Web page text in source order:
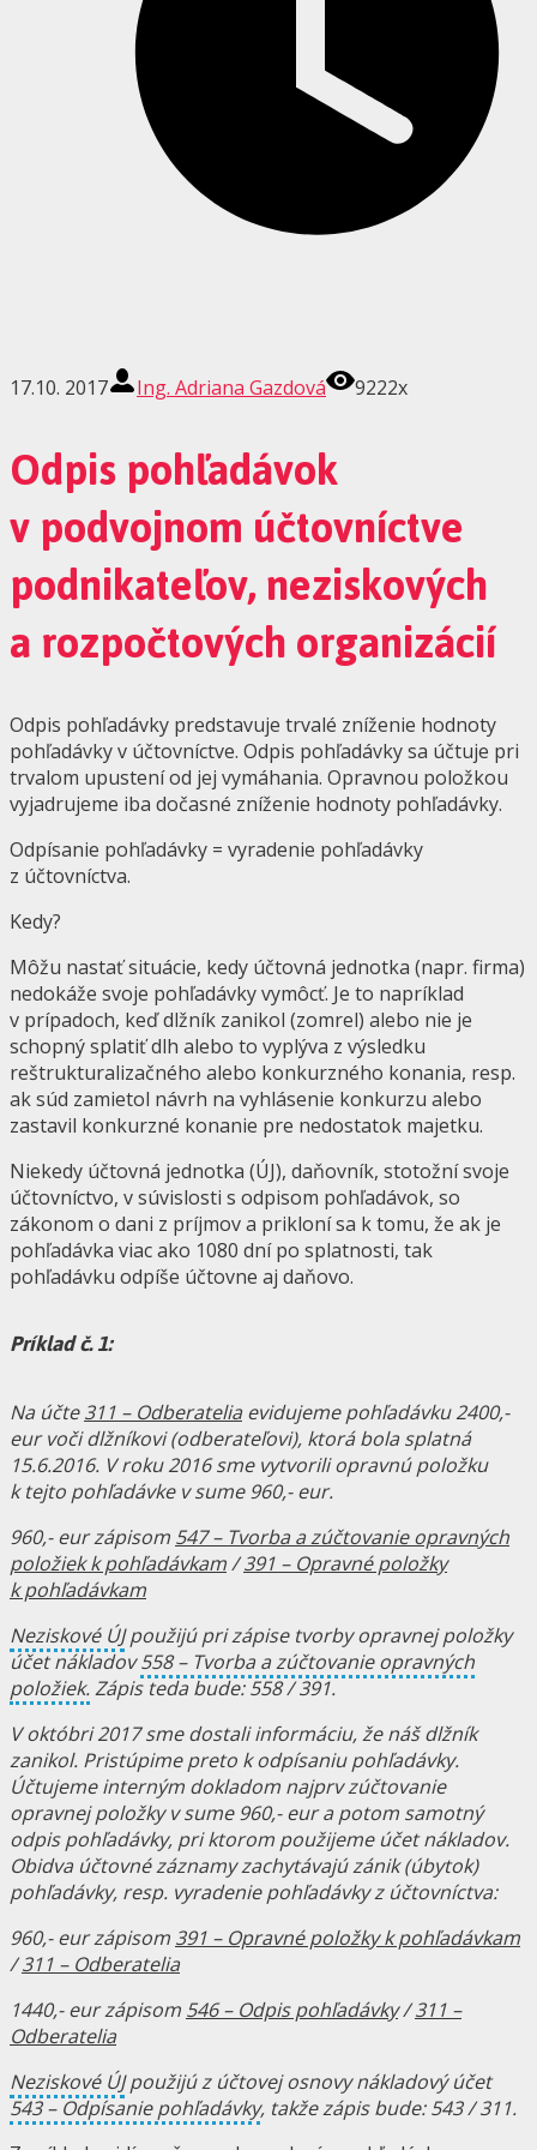
17.10. 2017 Ing. Adriana Gazdová 9222x
Odpis pohľadávok
v podvojnom účtovníctve
podnikateľov, neziskových
a rozpočtových organizácií
Odpis pohľadávky predstavuje trvalé zníženie hodnoty
pohľadávky v účtovníctve. Odpis pohľadávky sa účtuje pri
trvalom upustení od jej vymáhania. Opravnou položkou
vyjadrujeme iba dočasné zníženie hodnoty pohľadávky.
Odpísanie pohľadávky = vyradenie pohľadávky
z účtovníctva.
Kedy?
Môžu nastať situácie, kedy účtovná jednotka (napr. firma)
nedokáže svoje pohľadávky vymôcť. Je to napríklad
v prípadoch, keď dlžník zanikol (zomrel) alebo nie je
schopný splatiť dlh alebo to vyplýva z výsledku
reštrukturalizačného alebo konkurzného konania, resp.
ak súd zamietol návrh na vyhlásenie konkurzu alebo
zastavil konkurzné konanie pre nedostatok majetku.
Niekedy účtovná jednotka (ÚJ), daňovník, stotožní svoje
účtovníctvo, v súvislosti s odpisom pohľadávok, so
zákonom o dani z príjmov a prikloní sa k tomu, že ak je
pohľadávka viac ako 1080 dní po splatnosti, tak
pohľadávku odpíše účtovne aj daňovo.
Príklad č. 1:
Na účte311 – Odberatelia evidujeme pohľadávku 2400,-
eur voči dlžníkovi (odberateľovi), ktorá bola splatná
15.6.2016. V roku 2016 sme vytvorili opravnú položku
k tejto pohľadávke v sume 960,- eur.
960,- eur zápisom 547 – Tvorba a zúčtovanie opravných
položiek k pohľadávkam/391 – Opravné položky
k pohľadávkam
Neziskové ÚJpoužijú pri zápise tvorby opravnej položky
účet nákladov558 – Tvorba a zúčtovanie opravných
položiek.Zápis teda bude: 558 / 391.
V októbri 2017 sme dostali informáciu, že náš dlžník
zanikol. Pristúpime preto k odpísaniu pohľadávky.
Účtujeme interným dokladom najprv zúčtovanie
opravnej položky v sume 960,- eur a potom samotný
odpis pohľadávky, pri ktorom použijeme účet nákladov.
Obidva účtovné záznamy zachytávajú zánik (úbytok)
pohľadávky, resp. vyradenie pohľadávky z účtovníctva:
960,- eur zápisom 391 – Opravné položky k pohľadávkam
/311 – Odberatelia
1440,- eur zápisom 546 – Odpis pohľadávky/311 –
Odberatelia
Neziskové ÚJpoužijú z účtovej osnovy nákladový účet
543 – Odpísanie pohľadávky, takže zápis bude: 543 / 311.